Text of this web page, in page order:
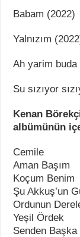
Babam (2022)
Yalnızım
Ah yarim buda
Su sızıyor
Kenan
albümünün
Cemile
Aman Başım
Koçum Benim
Şu Akkuş’un
Ordunun
Yeşil Ördek
Senden Başka